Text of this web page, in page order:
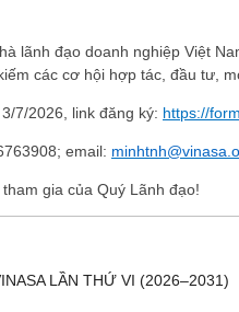
lãnh đạo doanh nghiệp Việt
các cơ hội hợp tác, đầu tư,
7/2026, link đăng ký: https://
email:
gia của Quý Lãnh đạo!
LẦN THỨ VI (2026–2031)